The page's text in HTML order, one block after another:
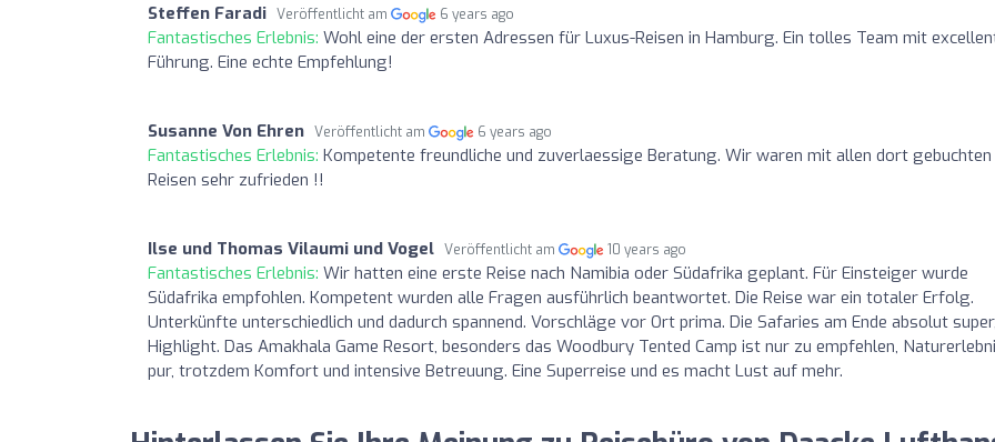
Steffen Faradi Veröffentlicht am 6 years ago
Fantastisches Erlebnis: Wohl eine der ersten Adressen für Luxus-Reisen in Hamburg. Ein tolles Team mit
Führung. Eine echte Empfehlung!
Susanne Von Ehren Veröffentlicht am 6 years ago
Fantastisches Erlebnis: Kompetente freundliche und zuverlaessige Beratung. Wir waren mit allen dort gebuchten
Reisen sehr zufrieden !!
Ilse und Thomas Vilaumi und Vogel Veröffentlicht am 10 years ago
Fantastisches Erlebnis: Wir hatten eine erste Reise nach Namibia oder Südafrika geplant. Für Einsteiger wurde
Südafrika empfohlen. Kompetent wurden alle Fragen ausführlich beantwortet. Die Reise war ein totaler Erfolg.
Unterkünfte unterschiedlich und dadurch spannend. Vorschläge vor Ort prima. Die Safaries am Ende absolut
Highlight. Das Amakhala Game Resort, besonders das Woodbury Tented Camp ist nur zu empfehlen,
pur, trotzdem Komfort und intensive Betreuung. Eine Superreise und es macht Lust auf mehr.